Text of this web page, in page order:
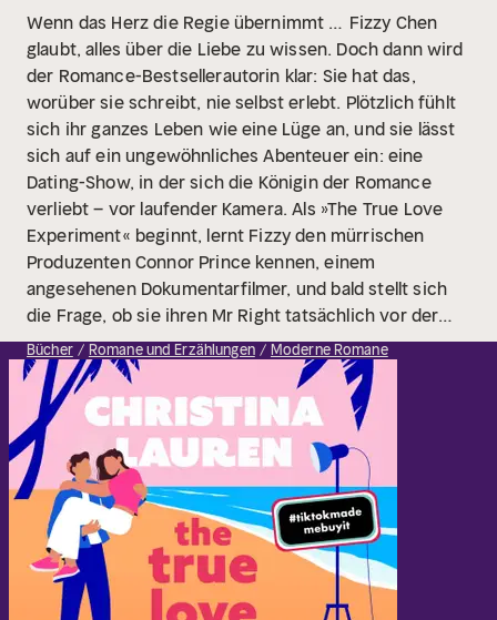
Wenn das Herz die Regie übernimmt … Fizzy Chen
glaubt, alles über die Liebe zu wissen. Doch dann wird
der Romance-Bestsellerautorin klar: Sie hat das,
worüber sie schreibt, nie selbst erlebt. Plötzlich fühlt
sich ihr ganzes Leben wie eine Lüge an, und sie lässt
sich auf ein ungewöhnliches Abenteuer ein: eine
Dating-Show, in der sich die Königin der Romance
verliebt – vor laufender Kamera. Als »The True Love
Experiment« beginnt, lernt Fizzy den mürrischen
Produzenten Connor Prince kennen, einem
angesehenen Dokumentarfilmer, und bald stellt sich
die Frage, ob sie ihren Mr Right tatsächlich vor der
Kamera finden wird ... Nach »The Unhoneymooners«
und »The Soulmate Equation« die neue Feelgood-
RomCom von Christina Lauren. »Pure,
unwiderstehliche Magie von Anfang bis Ende!« EMILY
HENRY »Witzig und sehr lustig. Die perfekte Rom-Com
zum Wohlfühlen« HELEN HOANG
»Christina Lauren ist
meine Lieblingsautorin.« BETH O'LEARY »Was für ein
fröhliches, warmes, berührendes Buch! Das ist das
Buch, das man lesen muss, wenn man so sehr lächeln
möchte, dass einem das Gesicht wehtut« JASMINE
GUILLORY
»›TheTrue Love Experiment‹ ist mein
Bücher Romane und Erzählungen Moderne Romane